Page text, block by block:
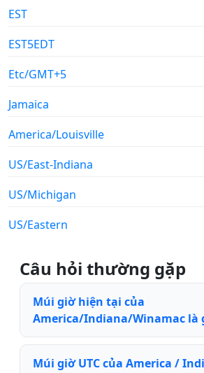
EST
EST5EDT
Etc/GMT+5
Jamaica
America/Louisville
US/East-Indiana
US/Michigan
US/Eastern
Câu hỏi thường gặp
Múi giờ hiện tại của
America/Indiana/Winamac là
Múi giờ UTC của America /